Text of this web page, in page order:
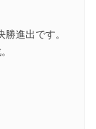
進出です。